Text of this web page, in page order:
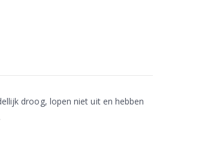
droog, lopen niet uit en hebben